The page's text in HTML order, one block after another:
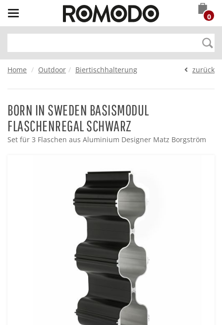
Toggle
navigation
0
Home Outdoor Biertischhalterung zurück
BORN IN SWEDEN BASISMODUL
FLASCHENREGAL SCHWARZ
Set für 3 Flaschen aus Aluminium Designer Matz Borgström